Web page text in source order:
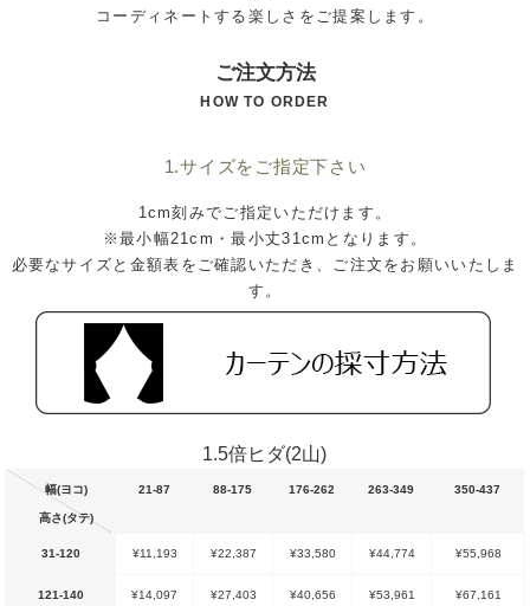
ご注文方法
HOW TO ORDER
1.サイズをご指定下さい
1cm刻みでご指定いただけます。
※最小幅21cm・最小丈31cmとなります。
必要なサイズと金額表をご確認いただき、ご注文をお願いいたしま
す。
1.5倍ヒダ(2山)
幅(ヨコ)
高さ(タテ)
21-87 88-175 176-262 263-349 350-437
31-120 ¥11,193 ¥22,387 ¥33,580 ¥44,774 ¥55,968
121-140 ¥14,097 ¥27,403 ¥40,656 ¥53,961 ¥67,161
コーディネートする楽しさをご提案します。